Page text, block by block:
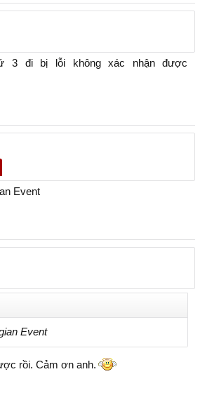
3 đi bị lỗi không xác nhận được
Event
Event
rồi. Cảm ơn anh.